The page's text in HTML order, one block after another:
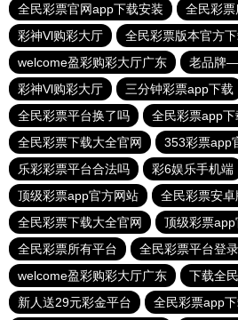
全民彩票官网app下载安装
全民彩
彩神Vl购彩大厅
全民彩票版本官方
welcome盈彩购彩大厅广东
老品牌
彩神Vl购彩大厅
三分钟彩票app下载
全民彩票平台换了吗
全民彩票app
全民彩票下载大全官网
353彩票app
乐彩彩票平台合法吗
彩6娱乐手机端
顶级彩票app官方网站
全民彩票安卓
全民彩票下载大全官网
顶级彩票
全民彩票所有平台
全民彩票平台登录
welcome盈彩购彩大厅广东
下载全
新人送29元彩金平台
全民彩票app